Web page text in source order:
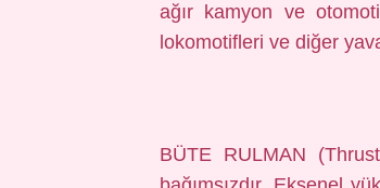
ağır kamyon ve
lokomotifleri ve diğer
BÜTE RULMAN